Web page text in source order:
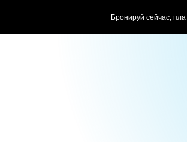
Бронируй сейчас, плати потом